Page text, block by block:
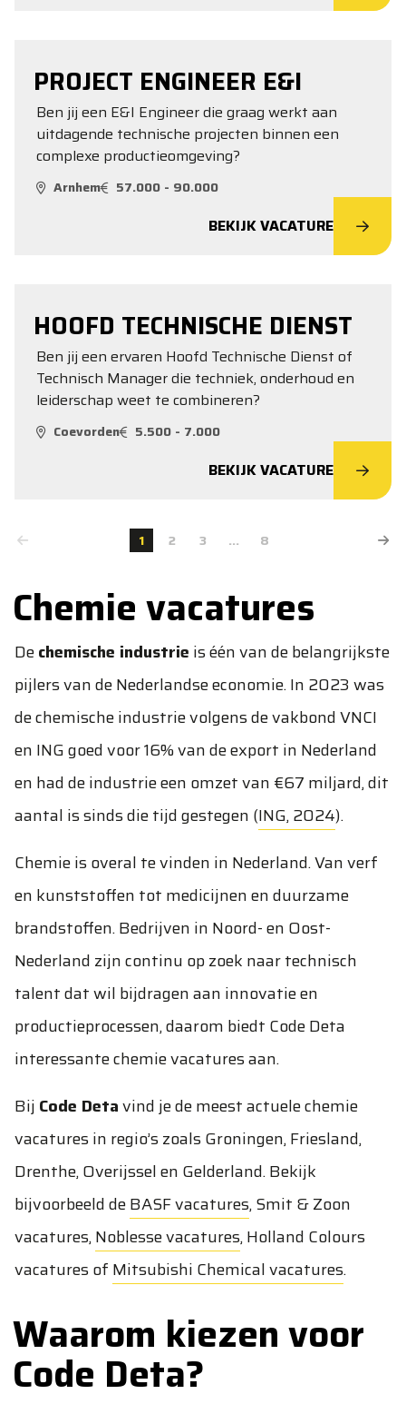
PROJECT ENGINEER E&I
Ben jij een E&I Engineer die graag werkt aan
uitdagende technische projecten binnen een
complexe productieomgeving?
Arnhem 57.000 - 90.000
BEKIJK VACATURE
HOOFD TECHNISCHE DIENST
Ben jij een ervaren Hoofd Technische Dienst of
Technisch Manager die techniek, onderhoud en
leiderschap weet te combineren?
Coevorden 5.500 - 7.000
BEKIJK VACATURE
1 2 3 ... 8
Chemie vacatures
Dechemische industrie is één van de belangrijkste
pijlers van de Nederlandse economie. In 2023 was
de chemische industrie volgens de vakbond VNCI
en ING goed voor 16% van de export in Nederland
en had de industrie een omzet van €67 miljard, dit
aantal is sinds die tijd gestegen (ING, 2024).
Chemie is overal te vinden in Nederland. Van verf
en kunststoffen tot medicijnen en duurzame
brandstoffen. Bedrijven in Noord- en Oost-
Nederland zijn continu op zoek naar technisch
talent dat wil bijdragen aan innovatie en
productieprocessen, daarom biedt Code Deta
interessante chemie vacatures aan.
Bij Code Detavind je de meest actuele chemie
vacatures in regio’s zoals Groningen, Friesland,
Drenthe, Overijssel en Gelderland. Bekijk
bijvoorbeeld deBASF vacatures,Smit & Zoon
vacatures,Noblesse vacatures,Holland Colours
vacaturesof Mitsubishi Chemical vacatures.
Waarom kiezen voor
Code Deta?